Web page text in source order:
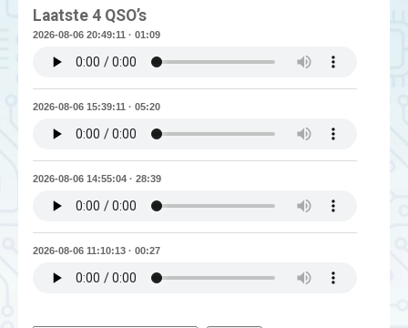
Laatste 4 QSO’s
2026-08-06 20:49:11 · 01:09
2026-08-06 15:39:11 · 05:20
2026-08-06 14:55:04 · 28:39
2026-08-06 11:10:13 · 00:27